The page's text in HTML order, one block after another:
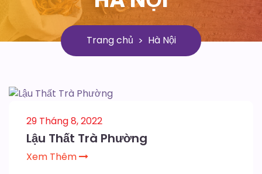
Trang chủ Hà Nội
29 Tháng 8, 2022
Lậu Thất Trà Phường
Xem Thêm